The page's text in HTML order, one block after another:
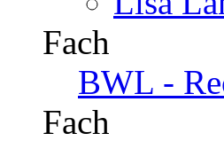
Die
und